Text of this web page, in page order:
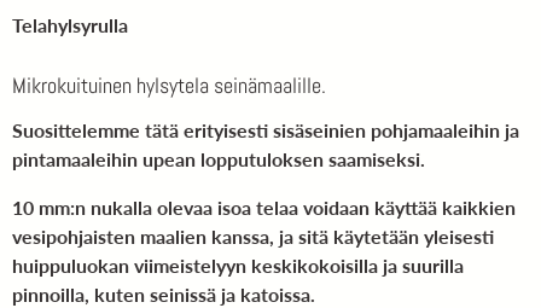
Telahylsyrulla
Mikrokuituinen hylsytela seinämaalille.
Suosittelemme tätä erityisesti sisäseinien pohjamaaleihin ja
pintamaaleihin upean lopputuloksen saamiseksi.
10 mm:n nukalla olevaa isoa telaa voidaan käyttää kaikkien
vesipohjaisten maalien kanssa, ja sitä käytetään yleisesti
huippuluokan viimeistelyyn keskikokoisilla ja suurilla
pinnoilla, kuten seinissä ja katoissa.